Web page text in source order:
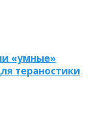
«умные»
тераностики